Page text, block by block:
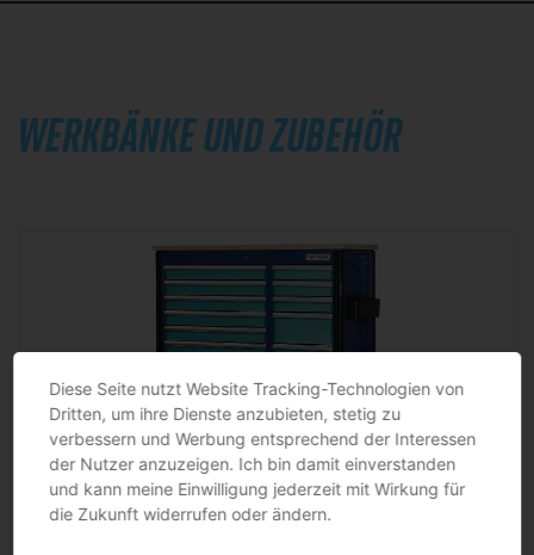
WERKBÄNKE UND ZUBEHÖR
Rollwerkbank PLUS 2.0 S Außen-B1150xT500xH1015mm Schubladenanzahl 13 30 kg 500 kg
TECWERK
Diese Seite nutzt Website Tracking-Technologien von
Dritten, um ihre Dienste anzubieten, stetig zu
verbessern und Werbung entsprechend der Interessen
der Nutzer anzuzeigen. Ich bin damit einverstanden
und kann meine Einwilligung jederzeit mit Wirkung für
die Zukunft widerrufen oder ändern.